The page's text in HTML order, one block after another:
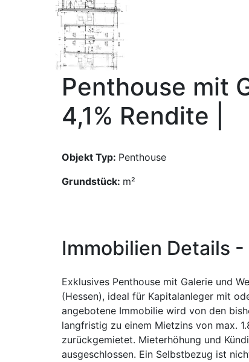
Penthouse mit
4,1% Rendite |
Objekt Typ: Penthouse
Grundstück: m²
Immobilien Details -
Exklusives Penthouse mit Galerie und
(Hessen), ideal für Kapitalanleger mit
angebotene Immobilie wird von den
langfristig zu einem Mietzins von max.
zurückgemietet. Mieterhöhung und
ausgeschlossen. Ein Selbstbezug ist